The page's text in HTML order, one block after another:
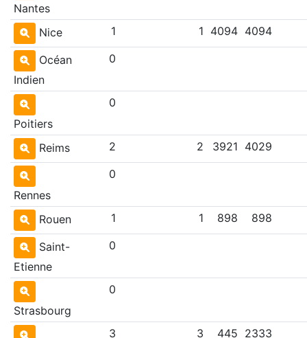
Nantes
Nice 1 1 4094 4094
Océan
Indien
0
Poitiers
0
Reims 2 2 3921 4029
Rennes
0
Rouen 1 1 898 898
Saint-
Etienne
0
Strasbourg
0
3 3 445 2333